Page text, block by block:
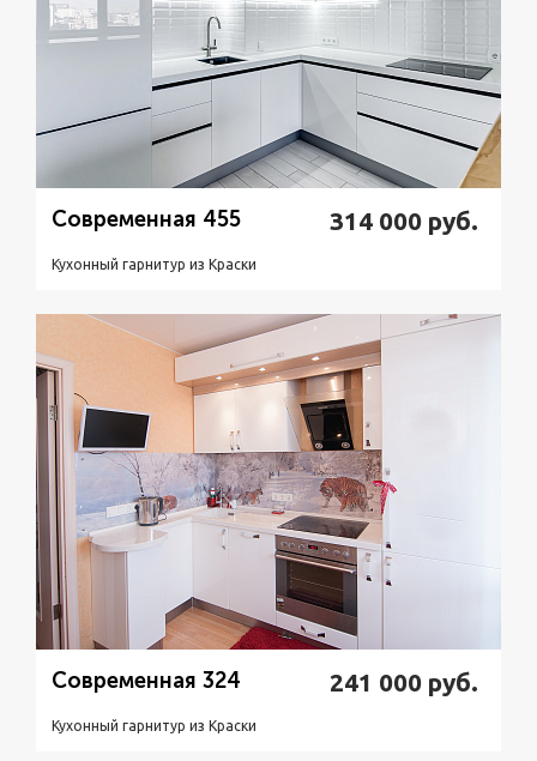
Современная 455 314 000 руб.
Кухонный гарнитур из Краски
Подробнее Узнать стоимость
Современная 324 241 000 руб.
Кухонный гарнитур из Краски